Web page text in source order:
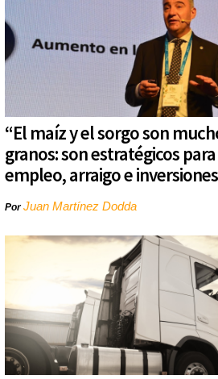
“El maíz y el sorgo son
granos: son estratégicos
empleo, arraigo e
PorJuan Martínez Dodda